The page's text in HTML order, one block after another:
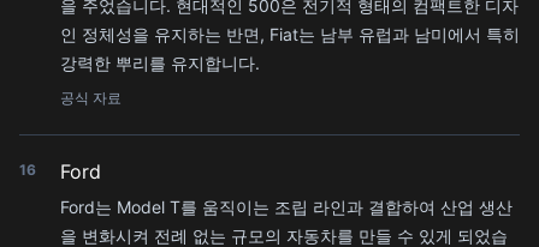
을 주었습니다. 현대적인 500은 전기적 형태의 컴팩트한 디자
인 정체성을 유지하는 반면, Fiat는 남부 유럽과 남미에서 특히
강력한 뿌리를 유지합니다.
공식 자료
16 Ford
Ford는 Model T를 움직이는 조립 라인과 결합하여 산업 생산
을 변화시켜 전례 없는 규모의 자동차를 만들 수 있게 되었습